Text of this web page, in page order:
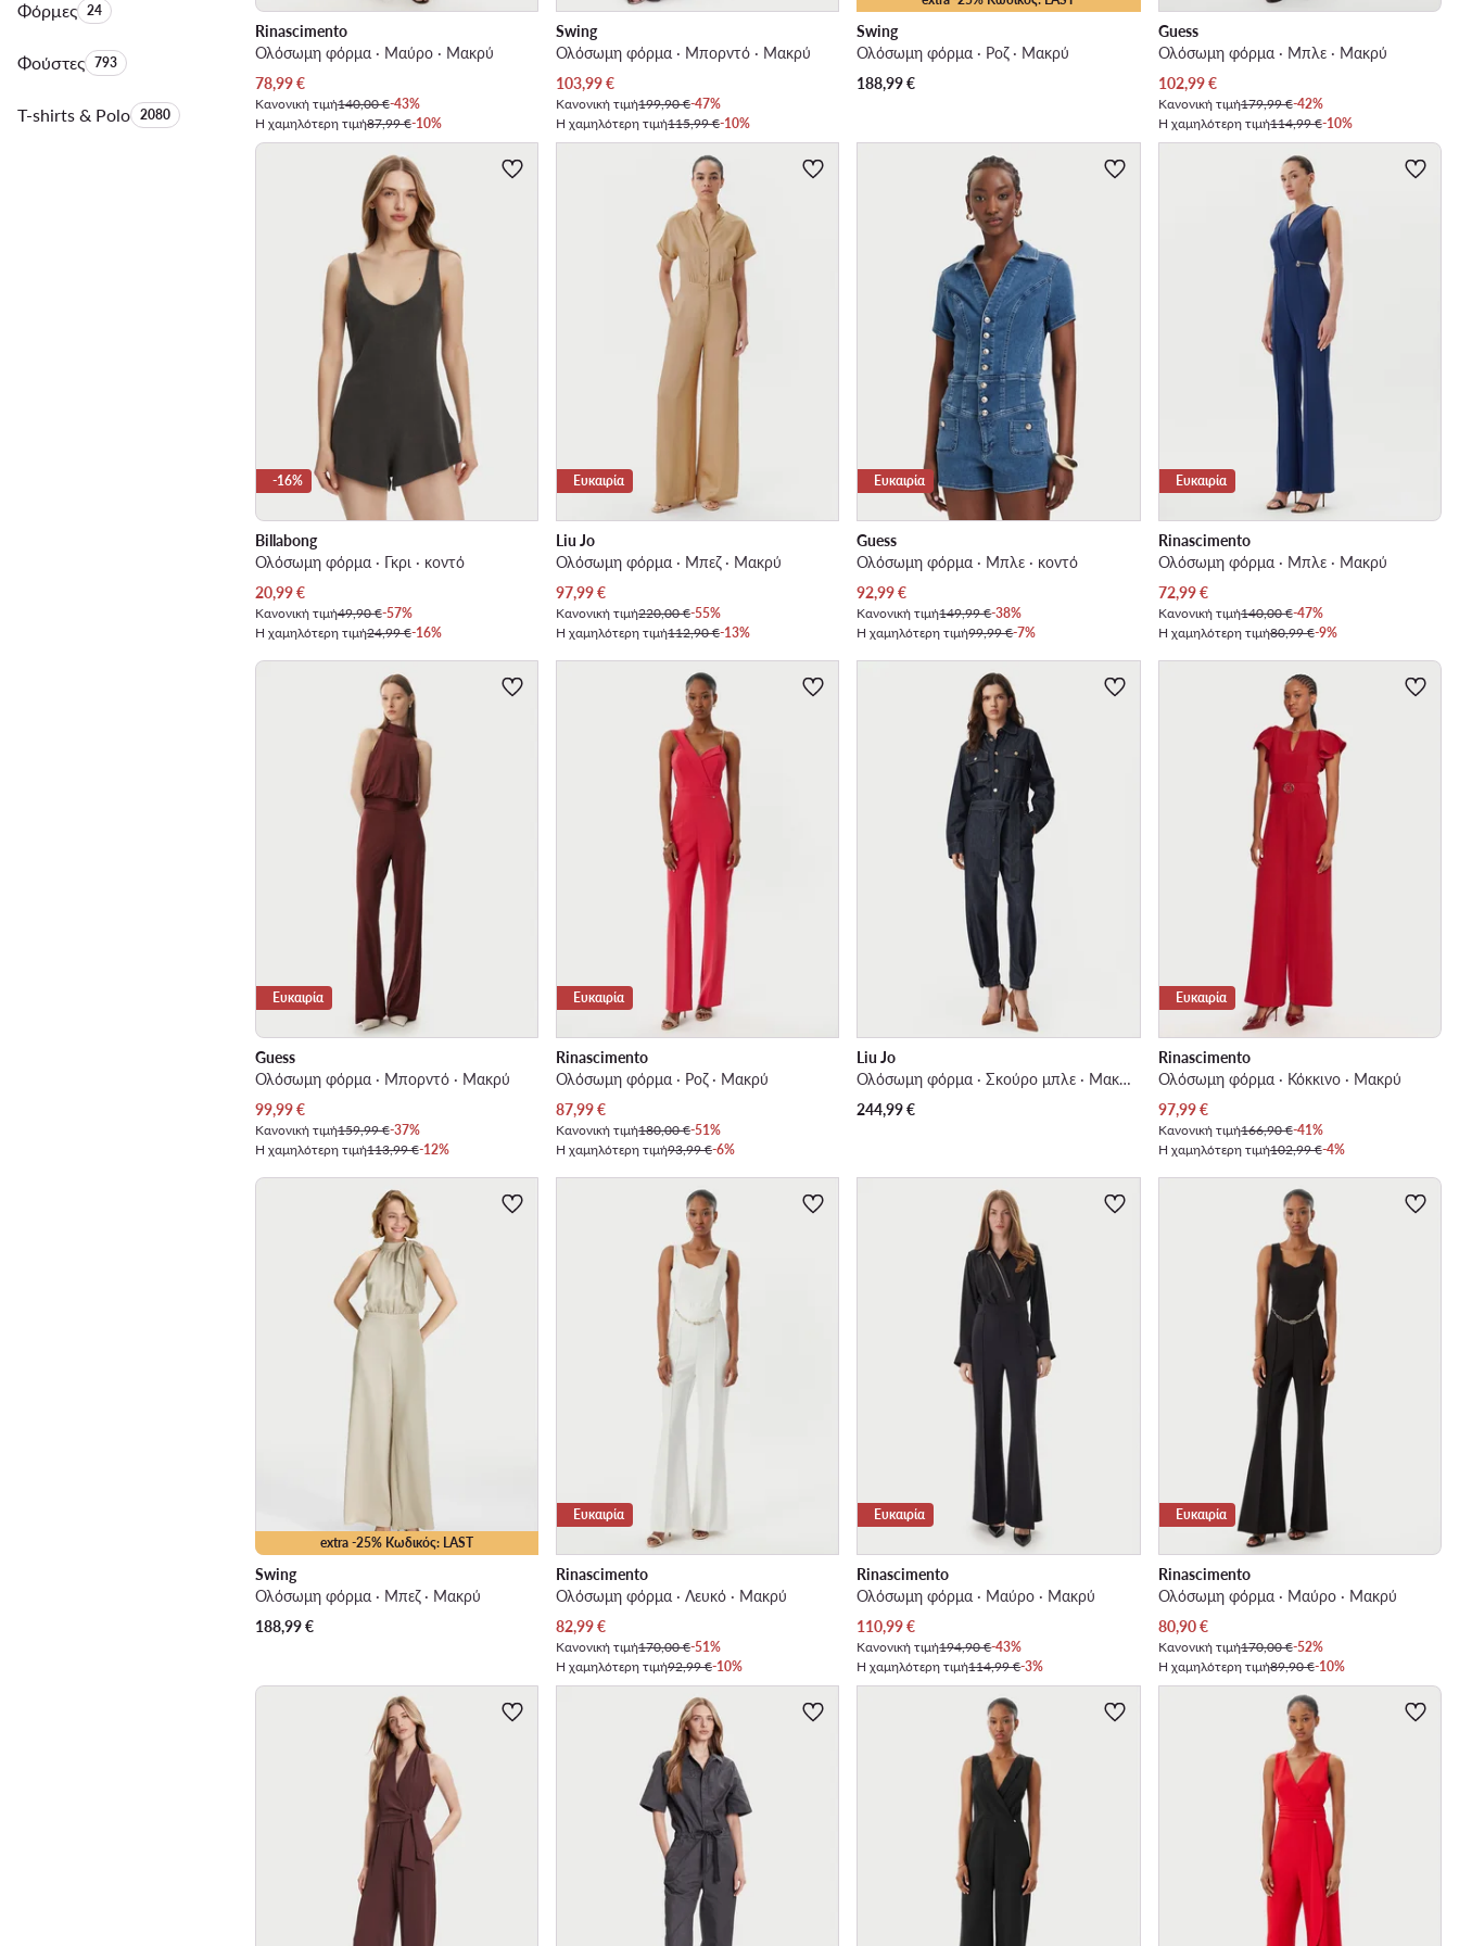
ΦόρμεςΑριθμός προϊόντων:
24
ΦούστεςΑριθμός προϊόντων:
793
T-shirts & PoloΑριθμός προϊόντων:
2080
Rinascimento
Ολόσωμη φόρμα · Μαύρο · Μακρύ
Τρέχουσα τιμή
78,99€
Κανονική τιμή140,00 €-43%
Η χαμηλότερη τιμή87,99 €-10%
Swing
Ολόσωμη φόρμα · Μπορντό · Μακρύ
Τρέχουσα τιμή
103,99€
Κανονική τιμή199,90 €-47%
Η χαμηλότερη τιμή115,99 €-10%
Swing
Ολόσωμη φόρμα · Ροζ · Μακρύ
188,99€
Guess
Ολόσωμη φόρμα · Μπλε · Μακρύ
Τρέχουσα τιμή
102,99€
Κανονική τιμή179,99 €-42%
Η χαμηλότερη τιμή114,99 €-10%
-16%
Billabong
Ολόσωμη φόρμα · Γκρι · κοντό
Τρέχουσα τιμή
20,99€
Κανονική τιμή49,90 €-57%
Η χαμηλότερη τιμή24,99 €-16%
Ευκαιρία
Liu Jo
Ολόσωμη φόρμα · Μπεζ · Μακρύ
Τρέχουσα τιμή
97,99€
Κανονική τιμή220,00 €-55%
Η χαμηλότερη τιμή112,90 €-13%
Ευκαιρία
Guess
Ολόσωμη φόρμα · Μπλε · κοντό
Τρέχουσα τιμή
92,99€
Κανονική τιμή149,99 €-38%
Η χαμηλότερη τιμή99,99 €-7%
Ευκαιρία
Rinascimento
Ολόσωμη φόρμα · Μπλε · Μακρύ
Τρέχουσα τιμή
72,99€
Κανονική τιμή140,00 €-47%
Η χαμηλότερη τιμή80,99 €-9%
Ευκαιρία
Guess
Ολόσωμη φόρμα · Μπορντό · Μακρύ
Τρέχουσα τιμή
99,99€
Κανονική τιμή159,99 €-37%
Η χαμηλότερη τιμή113,99 €-12%
Ευκαιρία
Rinascimento
Ολόσωμη φόρμα · Ροζ · Μακρύ
Τρέχουσα τιμή
87,99€
Κανονική τιμή180,00 €-51%
Η χαμηλότερη τιμή93,99 €-6%
Liu Jo
Ολόσωμη φόρμα · Σκούρο μπλε · Μακρύ
244,99€
Ευκαιρία
Rinascimento
Ολόσωμη φόρμα · Κόκκινο · Μακρύ
Τρέχουσα τιμή
97,99€
Κανονική τιμή166,90 €-41%
Η χαμηλότερη τιμή102,99 €-4%
extra -25% Κωδικός: LAST
Swing
Ολόσωμη φόρμα · Μπεζ · Μακρύ
188,99€
Ευκαιρία
Rinascimento
Ολόσωμη φόρμα · Λευκό · Μακρύ
Τρέχουσα τιμή
82,99€
Κανονική τιμή170,00 €-51%
Η χαμηλότερη τιμή92,99 €-10%
Ευκαιρία
Rinascimento
Ολόσωμη φόρμα · Μαύρο · Μακρύ
Τρέχουσα τιμή
110,99€
Κανονική τιμή194,90 €-43%
Η χαμηλότερη τιμή114,99 €-3%
Ευκαιρία
Rinascimento
Ολόσωμη φόρμα · Μαύρο · Μακρύ
Τρέχουσα τιμή
80,90€
Κανονική τιμή170,00 €-52%
Η χαμηλότερη τιμή89,90 €-10%